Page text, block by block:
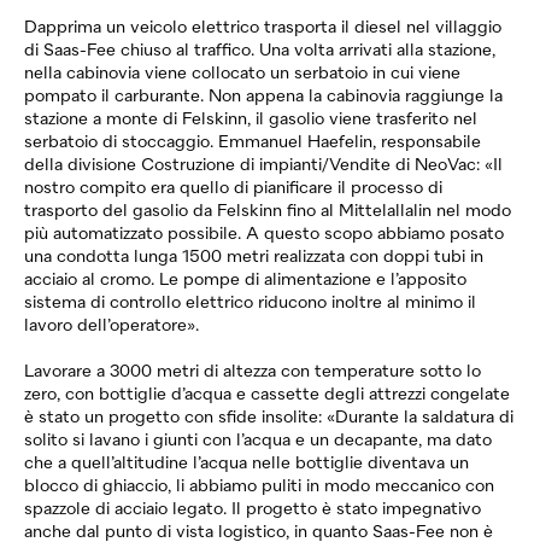
Dapprima un veicolo elettrico trasporta il diesel nel villaggio
di Saas-Fee chiuso al traffico. Una volta arrivati alla stazione,
nella cabinovia viene collocato un serbatoio in cui viene
pompato il carburante. Non appena la cabinovia raggiunge la
stazione a monte di Felskinn, il gasolio viene trasferito nel
serbatoio di stoccaggio. Emmanuel Haefelin, responsabile
della divisione Costruzione di impianti/Vendite di NeoVac: «Il
nostro compito era quello di pianificare il processo di
trasporto del gasolio da Felskinn fino al Mittelallalin nel modo
più automatizzato possibile. A questo scopo abbiamo posato
una condotta lunga 1500 metri realizzata con doppi tubi in
acciaio al cromo. Le pompe di alimentazione e l’apposito
sistema di controllo elettrico riducono inoltre al minimo il
lavoro dell’operatore».
Lavorare a 3000 metri di altezza con temperature sotto lo
zero, con bottiglie d’acqua e cassette degli attrezzi congelate
è stato un progetto con sfide insolite: «Durante la saldatura di
solito si lavano i giunti con l’acqua e un decapante, ma dato
che a quell’altitudine l’acqua nelle bottiglie diventava un
blocco di ghiaccio, li abbiamo puliti in modo meccanico con
spazzole di acciaio legato. Il progetto è stato impegnativo
anche dal punto di vista logistico, in quanto Saas-Fee non è